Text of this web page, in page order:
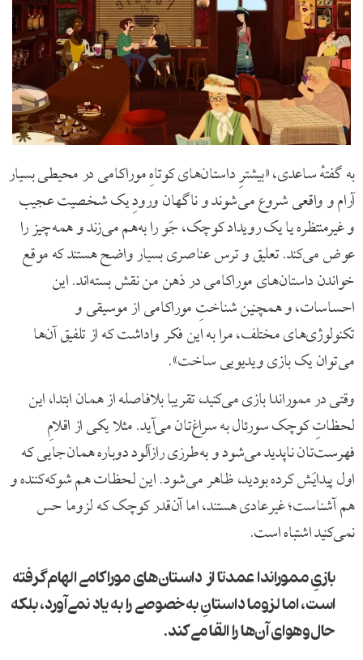
به گفتهٔ ساعدی، «بیشترِ داستان‌های کوتاهِ موراکامی در محیطی بسیار
آرام و واقعی شروع می‌شوند و ناگهان ورودِ یک شخصیت عجیب
و غیرمنتظره یا یک رویداد کوچک، جَو را به‌هم می‌زند و همه‌چیز را
عوض می‌کند. تعلیق و ترس عناصری بسیار واضح هستند که موقع
خواندن داستان‌های موراکامی در ذهن من نقش بسته‌اند. این
احساسات، و همچنین شناختِ موراکامی از موسیقی و
تکنولوژی‌های مختلف، مرا به این فکر واداشت که از تلفیق آن‌ها
می‌توان یک بازی ویدیویی ساخت».
وقتی در مموراندا بازی می‌کنید، تقریبا بلافاصله از همان ابتدا، این
لحظاتِ کوچک سورئال به سراغ‌تان می‌آید. مثلا یکی از اقلامِ
فهرست‌تان ناپدید می‌شود و به‌طرزی رازآلود دوباره همان‌جایی که
اول پیدایَش کرده بودید، ظاهر می‌شود. این لحظات هم شوکه‌کننده و
هم آشناست؛ غیرعادی هستند، اما آن‌قدر کوچک که لزوما حس
نمی‌کنید اشتباه است.
بازیِ مموراندا عمدتا از داستان‌های موراکامی الهام گرفته
است، اما لزوما داستانِ به‌خصوصی را به یاد نمی‌آورد، بلکه
حال‌وهوای آن‌ها را القا می‌کند.